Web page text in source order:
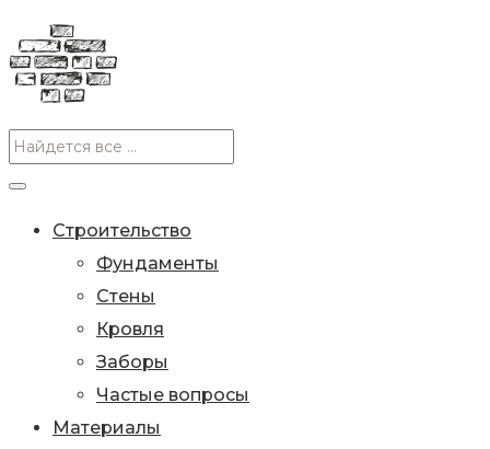
Строительство
Фундаменты
Стены
Кровля
Заборы
Частые вопросы
Материалы